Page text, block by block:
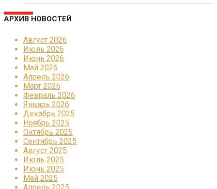
АРХИВ НОВОСТЕЙ
Август 2026
Июль 2026
Июнь 2026
Май 2026
Апрель 2026
Март 2026
Февраль 2026
Январь 2026
Декабрь 2025
Ноябрь 2025
Октябрь 2025
Сентябрь 2025
Август 2025
Июль 2025
Июнь 2025
Май 2025